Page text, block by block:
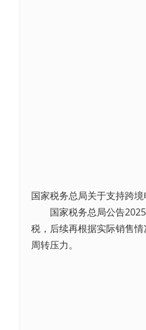
国家税务总局关于支持跨
国家税务总局公告2025
税，后续再根据实际销售
周转压力。